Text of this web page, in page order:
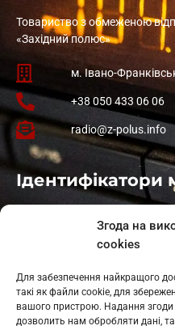
Згода на
cookies
Для забезпечення найкращого
такі як файли cookie, для
вашого пристрою. Надання згоди
дозволить нам обробляти дані,
Товариство з обмеженою
«Західний полюс»
м. Івано-
+38 050 433 06 06
radio@z-polus.info
Ідентифікатори
: L11-01410
: L11-01801
Косів: L11-01805
Гарасимів: L11-02274